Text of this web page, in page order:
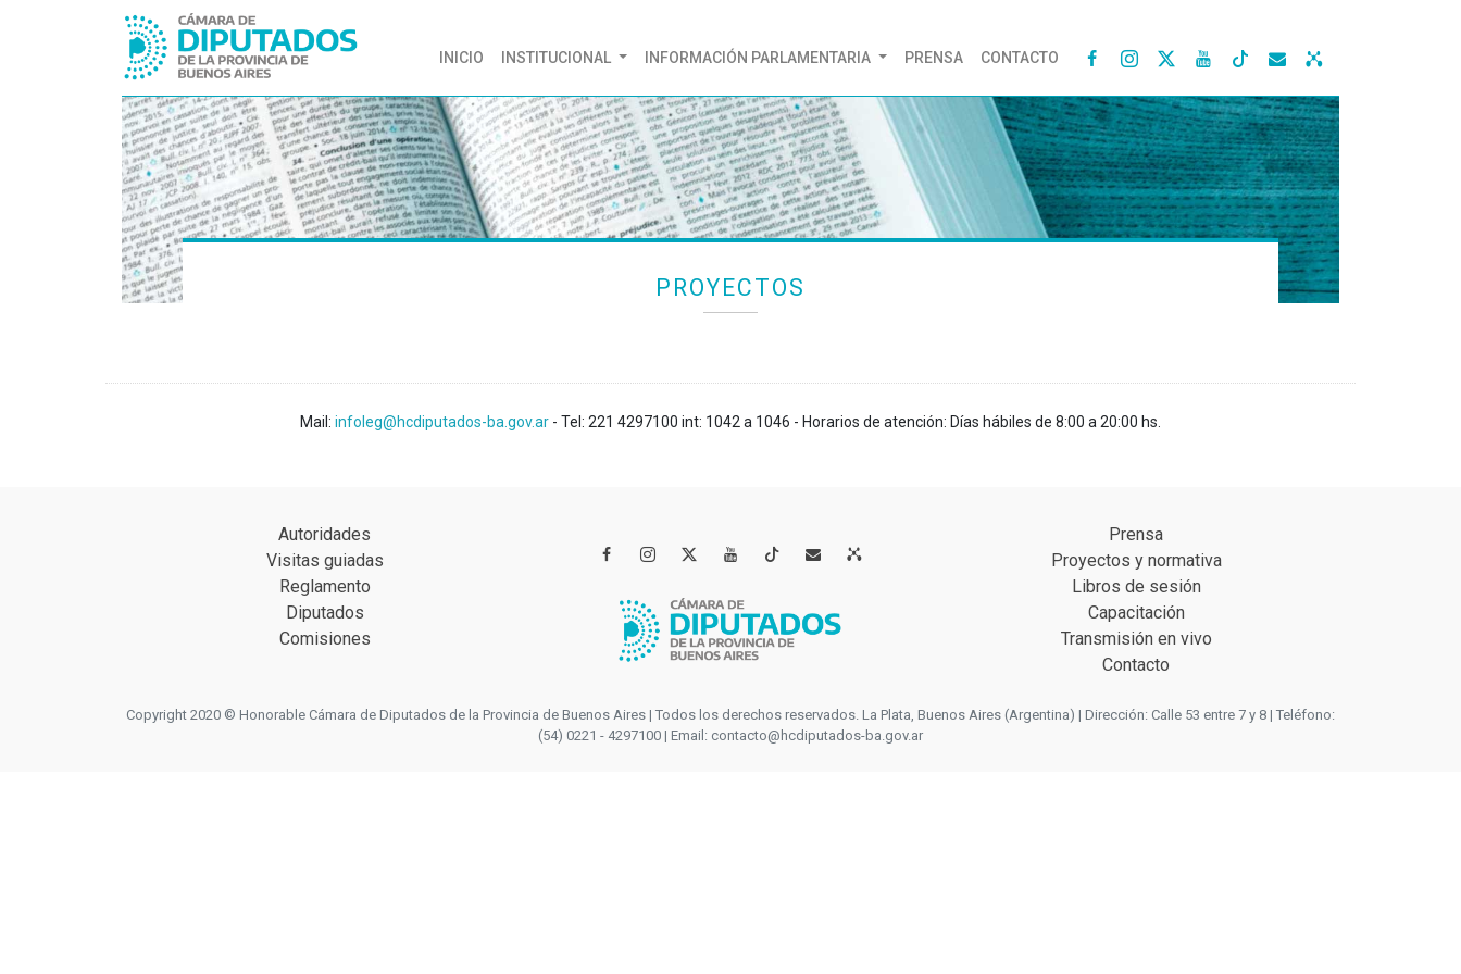
INICIO (CURRENT)
INSTITUCIONAL INFORMACIÓN PARLAMENTARIA PRENSA CONTACTO    
PROYECTOS
Mail: infoleg@hcdiputados-ba.gov.ar - Tel: 221 4297100 int: 1042 a 1046 - Horarios de atención: Días hábiles de 8:00 a 20:00 hs.
Autoridades
Visitas guiadas
Reglamento
Diputados
Comisiones
   
Prensa
Proyectos y normativa
Libros de sesión
Capacitación
Transmisión en vivo
Contacto
Copyright 2020 © Honorable Cámara de Diputados de la Provincia de Buenos Aires | Todos los derechos reservados. La Plata, Buenos Aires (Argentina) | Dirección: Calle 53 entre 7 y 8 | Teléfono:
(54) 0221 - 4297100 | Email: contacto@hcdiputados-ba.gov.ar